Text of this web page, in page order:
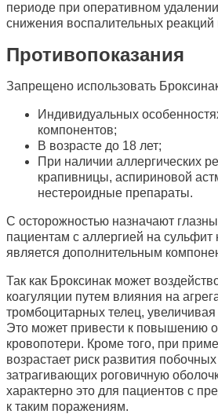
периоде при оперативном
снижения воспалительных
Противопоказания
Запрещено использовать
Индивидуальных
компонентов;
В возрасте до 18 лет;
При наличии аллергических
крапивницы, аспириновой
нестероидные препараты.
С осторожностью назначают
пациентам с аллергией на сульфит
является дополнительным
Так как Броксинак может
коагуляции путем влияния на
тромбоцитарных телец,
Это может привести к повышению
кровопотери. Кроме того, при
возрастает риск развития
затрагивающих роговичную
характерно это для пациентов с
к таким поражениям.